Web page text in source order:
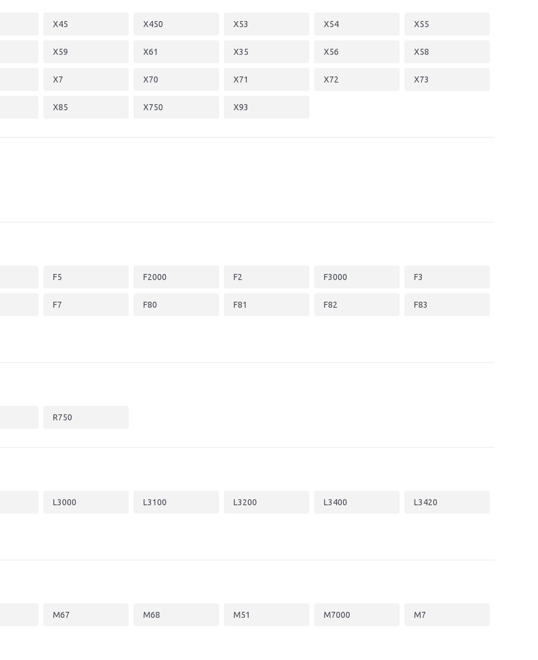
X45 X450 X53 X54 X55
X59 X61 X35 X56 X58
X7 X70 X71 X72 X73
X85 X750 X93
F5 F2000 F2 F3000 F3
F7 F80 F81 F82 F83
R750
L3000 L3100 L3200 L3400 L3420
M67 M68 M51 M7000 M7